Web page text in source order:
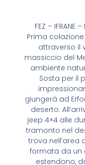
FEZ – IFRANE
Prima
attraverso il
massiccio del
ambiente
Sosta per il
giungerà ad
deserto.
jeep 4×4 alle
tramonto nel
trova nell’area
formata da un
estendono,